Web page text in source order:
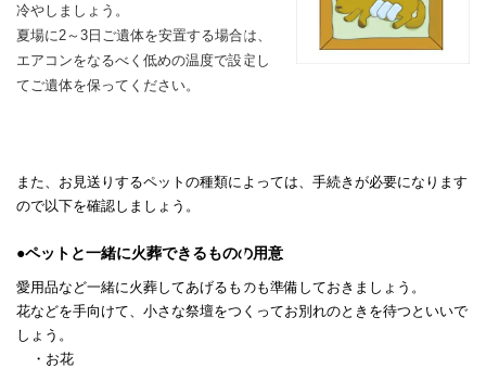
冷やしましょう。
夏場に2～3日ご遺体を安置する場合は、
エアコンをなるべく低めの温度で設定し
てご遺体を保ってください。
また、お見送りするペットの種類によっては、手続きが必要になります
ので以下を確認しましょう。
●ペットと一緒に火葬できるものの用意
愛用品など一緒に火葬してあげるものも準備しておきましょう。
花などを手向けて、小さな祭壇をつくってお別れのときを待つといいで
しょう。
・お花